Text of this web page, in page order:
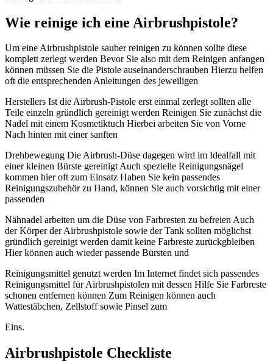
Wie reinige ich eine Airbrushpistole?
Um eine Airbrushpistole sauber reinigen zu können sollte diese
komplett zerlegt werden Bevor Sie also mit dem Reinigen anfangen
können müssen Sie die Pistole auseinanderschrauben Hierzu helfen
oft die entsprechenden Anleitungen des jeweiligen
Herstellers Ist die Airbrush-Pistole erst einmal zerlegt sollten alle
Teile einzeln gründlich gereinigt werden Reinigen Sie zunächst die
Nadel mit einem Kosmetiktuch Hierbei arbeiten Sie von Vorne
Nach hinten mit einer sanften
Drehbewegung Die Airbrush-Düse dagegen wird im Idealfall mit
einer kleinen Bürste gereinigt Auch spezielle Reinigungsnägel
kommen hier oft zum Einsatz Haben Sie kein passendes
Reinigungszubehör zu Hand, können Sie auch vorsichtig mit einer
passenden
Nähnadel arbeiten um die Düse von Farbresten zu befreien Auch
der Körper der Airbrushpistole sowie der Tank sollten möglichst
gründlich gereinigt werden damit keine Farbreste zurückgbleiben
Hier können auch wieder passende Bürsten und
Reinigungsmittel genutzt werden Im Internet findet sich passendes
Reinigungsmittel für Airbrushpistolen mit dessen Hilfe Sie Farbreste
schonen entfernen können Zum Reinigen können auch
Wattestäbchen, Zellstoff sowie Pinsel zum
Eins.
Airbrushpistole Checkliste